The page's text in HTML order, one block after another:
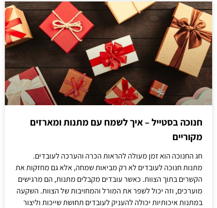
חנוכה בסטייל – איך לשמח עם מתנות ומארזים
מקוריים
חג החנוכה הוא זמן מעולה להראות הכרה והערכה לעובדים.
מתנות חנוכה לעובדים לא רק מביאות שמחה, אלא גם מחזקות את
הקשרים בתוך הצוות. כאשר עובדים מקבלים מתנות, הם מרגישים
מוערכים, וזה יכול לשפר את המורל והמחויבות של הצוות. השקעה
במתנות איכותיות יכולה להעניק לעובדים תחושת שייכות וליצור